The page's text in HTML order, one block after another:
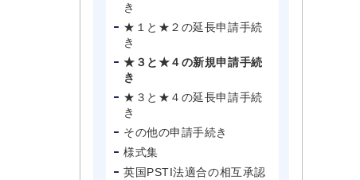
き
★１と★２の延長申請手続
き
★３と★４の新規申請手続
き
★３と★４の延長申請手続
き
その他の申請手続き
様式集
英国PSTI法適合の相互承認